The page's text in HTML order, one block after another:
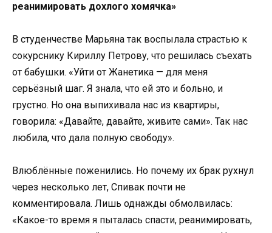
реанимировать дохлого хомячка»
В студенчестве Марьяна так воспылала страстью к
сокурснику Кириллу Петрову, что решилась съехать
от бабушки. «Уйти от Жанетика — для меня
серьёзный шаг. Я знала, что ей это и больно, и
грустно. Но она выпихивала нас из квартиры,
говорила: «Давайте, давайте, живите сами». Так нас
любила, что дала полную свободу».
Влюблённые поженились. Но почему их брак рухнул
через несколько лет, Спивак почти не
комментировала. Лишь однажды обмолвилась:
«Какое-то время я пыталась спасти, реанимировать,